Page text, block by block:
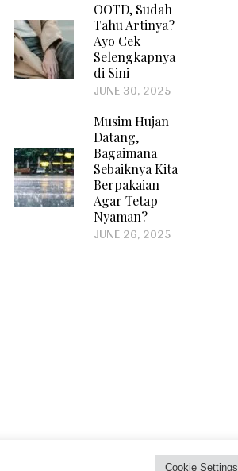
OOTD, Sudah
Tahu Artinya?
Ayo Cek
Selengkapnya
di Sini
JUNE 30, 2025
Musim Hujan
Datang,
Bagaimana
Sebaiknya Kita
Berpakaian
Agar Tetap
Nyaman?
JUNE 26, 2025
Cookie Settings